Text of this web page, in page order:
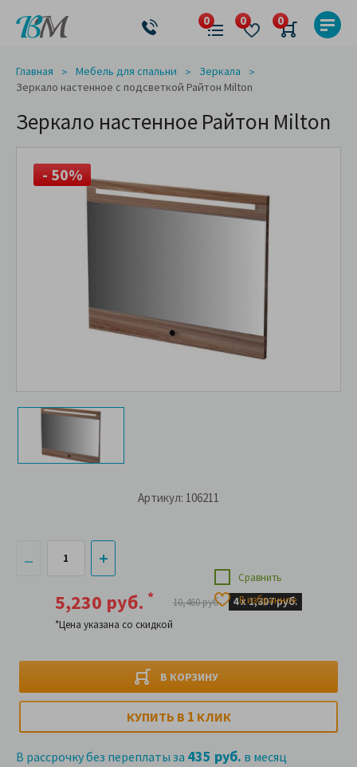
Главная Мебель для спальни
Зеркала
Зеркало настенное с подсветкой Райтон Milton
Зеркало настенное Райтон Milton
- 50%
Артикул: 106211
5,230 руб. *
*Цена указана со скидкой
10,460 руб. 4 х1,307 руб.
В КОРЗИНУ
Сравнить
В избранное
КУПИТЬ В 1 КЛИК
В рассрочку без переплаты за 435 руб. в месяц